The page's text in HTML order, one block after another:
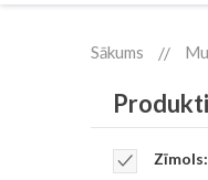
Sākums
Zīmols
Remove